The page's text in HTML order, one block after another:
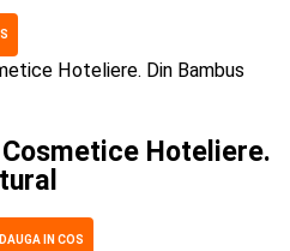
Hoteliere.
IN COS